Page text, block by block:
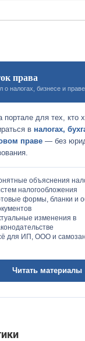
права
о налогах, бизнесе и праве
портале для тех, кто
в налогах,
праве — без
объяснения
налогообложения
формы, бланки и
изменения в
для ИП, ООО и
Читать